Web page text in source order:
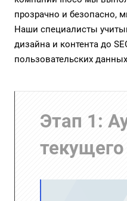
прозрачно и безопасно,
Наши специалисты
дизайна и контента до
пользовательских
Этап 1: